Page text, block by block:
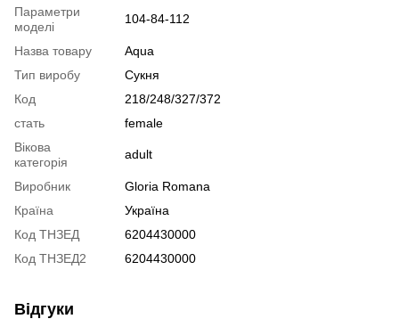
Параметри
моделі
104-84-112
Назва товару
Aqua
Тип виробу
Сукня
Код
218/248/327/372
стать
female
Вікова
категорія
adult
Виробник
Gloria Romana
Країна
Україна
Код ТНЗЕД
6204430000
Код ТНЗЕД2
6204430000
Відгуки